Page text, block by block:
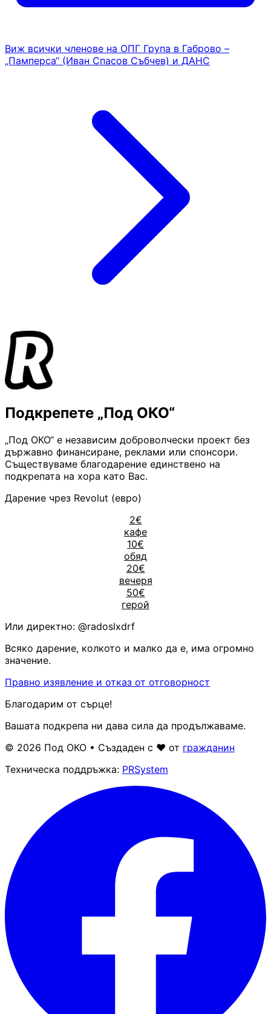
Виж всички членове на ОПГ Група в Габрово –
„Памперса“ (Иван Спасов Събчев) и ДАНС
Подкрепете „Под ОКО“
„Под ОКО“ е независим доброволчески проект без
държавно финансиране, реклами или спонсори.
Съществуваме благодарение единствено на
подкрепата на хора като Вас.
Дарение чрез Revolut (евро)
2€
кафе
10€
обяд
20€
вечеря
50€
герой
Или директно: @radoslxdrf
Всяко дарение, колкото и малко да е, има огромно
значение.
Правно изявление и отказ от отговорност
Благодарим от сърце!
Вашата подкрепа ни дава сила да продължаваме.
© 2026 Под ОКО • Създаден с ❤ от гражданин
Техническа поддръжка: PRSystem